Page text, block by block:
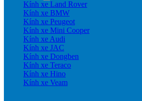
Kính xe Land Rover
Kính xe BMW
Kính xe Peugeot
Kính xe Mini Cooper
Kính xe Audi
Kính xe JAC
Kính xe Dongben
Kính xe Teraco
Kính xe Hino
Kính xe Veam